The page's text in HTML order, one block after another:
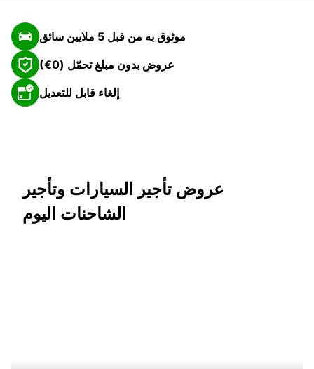
موثوق به من قبل 5 ملايين سائق
عروض بدون مبلغ تحمّل (0€)
إلغاء قابل للتعديل
عروض تأجير السيارات وتأجير
الشاحنات اليوم